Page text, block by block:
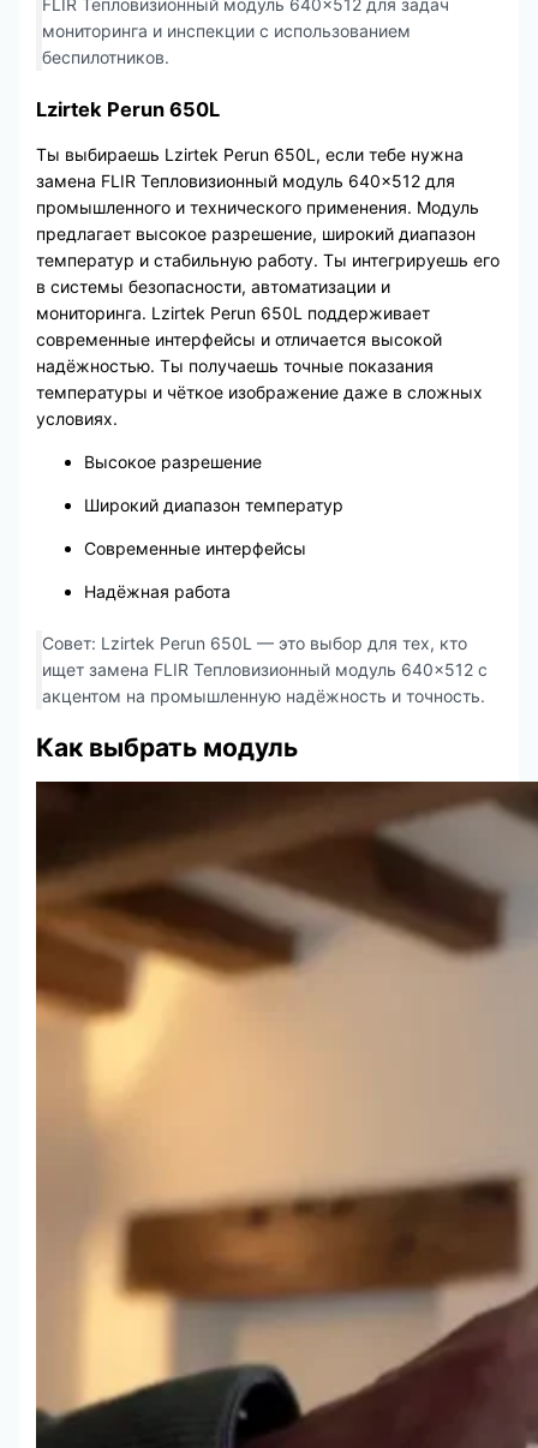
мониторинга и инспекции с использованием
беспилотников.
Lzirtek Perun 650L
Ты выбираешь Lzirtek Perun 650L, если тебе нужна
замена FLIR Тепловизионный модуль 640×512 для
промышленного и технического применения. Модуль
предлагает высокое разрешение, широкий диапазон
температур и стабильную работу. Ты интегрируешь его
в системы безопасности, автоматизации и
мониторинга. Lzirtek Perun 650L поддерживает
современные интерфейсы и отличается высокой
надёжностью. Ты получаешь точные показания
температуры и чёткое изображение даже в сложных
условиях.
Высокое разрешение
Широкий диапазон температур
Современные интерфейсы
Надёжная работа
Совет: Lzirtek Perun 650L — это выбор для тех, кто
ищет замена FLIR Тепловизионный модуль 640×512 с
акцентом на промышленную надёжность и точность.
Как выбрать модуль